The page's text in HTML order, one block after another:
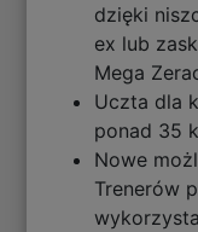
dzięki
ex lub
Mega
Uczta dla
ponad 35
Nowe
Trenerów